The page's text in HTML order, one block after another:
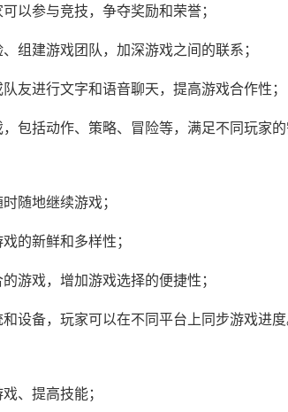
以参与竞技，争夺奖励和荣誉；
组建游戏团队，加深游戏之间的联系；
友进行文字和语音聊天，提高游戏合作性；
包括动作、策略、冒险等，满足不同玩家的
随地继续游戏；
的新鲜和多样性；
游戏，增加游戏选择的便捷性；
设备，玩家可以在不同平台上同步游戏进度
、提高技能；